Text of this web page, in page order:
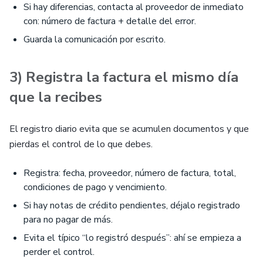
Si hay diferencias, contacta al proveedor de inmediato
con: número de factura + detalle del error.
Guarda la comunicación por escrito.
3) Registra la factura el mismo día
que la recibes
El registro diario evita que se acumulen documentos y que
pierdas el control de lo que debes.
Registra: fecha, proveedor, número de factura, total,
condiciones de pago y vencimiento.
Si hay notas de crédito pendientes, déjalo registrado
para no pagar de más.
Evita el típico “lo registró después”: ahí se empieza a
perder el control.